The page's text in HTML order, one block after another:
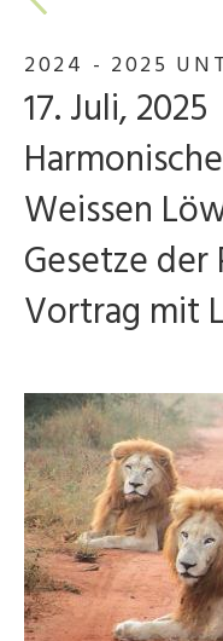
2024 - 2025
17. Juli, 2025
Weissen
Gesetze
Vortrag mit